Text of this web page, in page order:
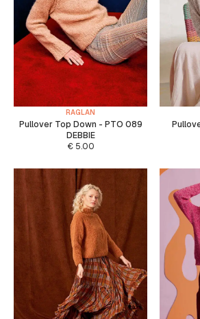
RAGLAN
Pullover Top Down - PTO 089
DEBBIE
€5.00